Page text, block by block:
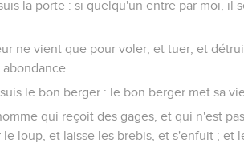
la porte : si quelqu'un entre par moi, il
ne vient que pour voler, et tuer, et
le bon berger : le bon berger met sa
qui reçoit des gages, et qui n'est
loup, et laisse les brebis, et s'enfuit ; et